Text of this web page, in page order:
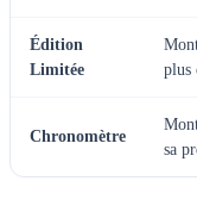
Édition
Limitée
plus
Chronomètre
sa